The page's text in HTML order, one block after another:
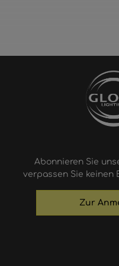
Abonnieren Sie
verpassen Sie keinen
Zur